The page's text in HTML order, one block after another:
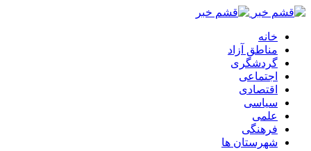
خانه
مناطق آزاد
گردشگری
اجتماعی
اقتصادی
سیاسی
علمی
فرهنگی
شهرستان ها